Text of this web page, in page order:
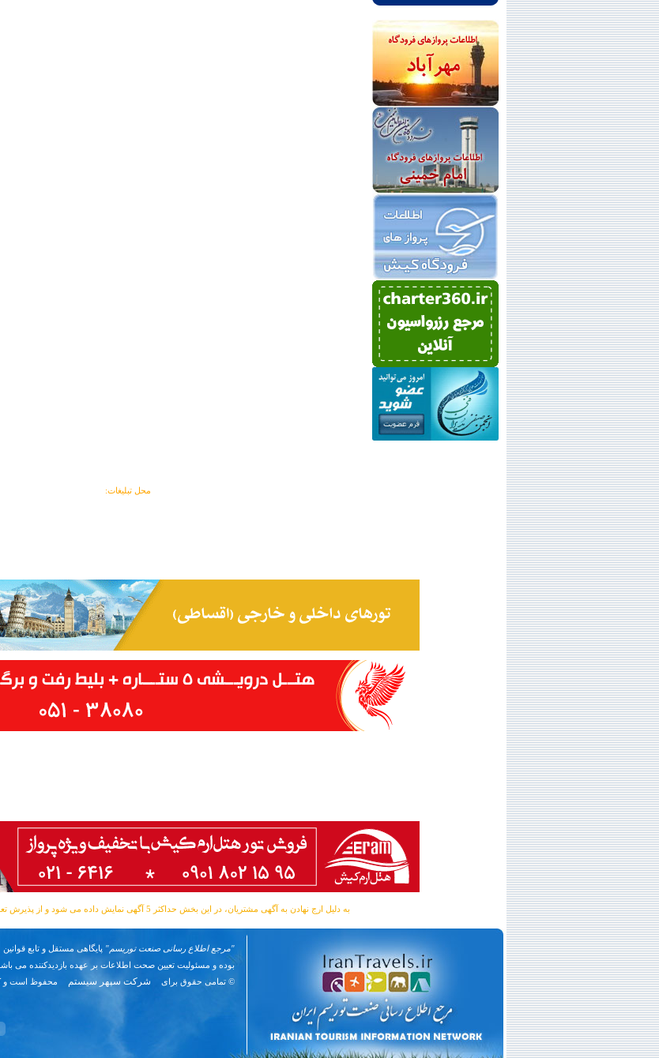
محل تبلیغات:
به دلیل ارج نهادن به آگهی مشتریان، در این بخش حداکثر 5 آگهی نمایش داده می شود و از پذیرش تعداد آگهی بیشتر معذوریم.
"مرجع اطلاع رسانی صنعت توریسم" پایگاهی مستقل و تابع
بوده و مسئوليت تعیین صحت اطلاعات بر عهده بازدیدکننده می
© تمامی حقوق برای
شرکت سپهر سیستم محفوظ است و